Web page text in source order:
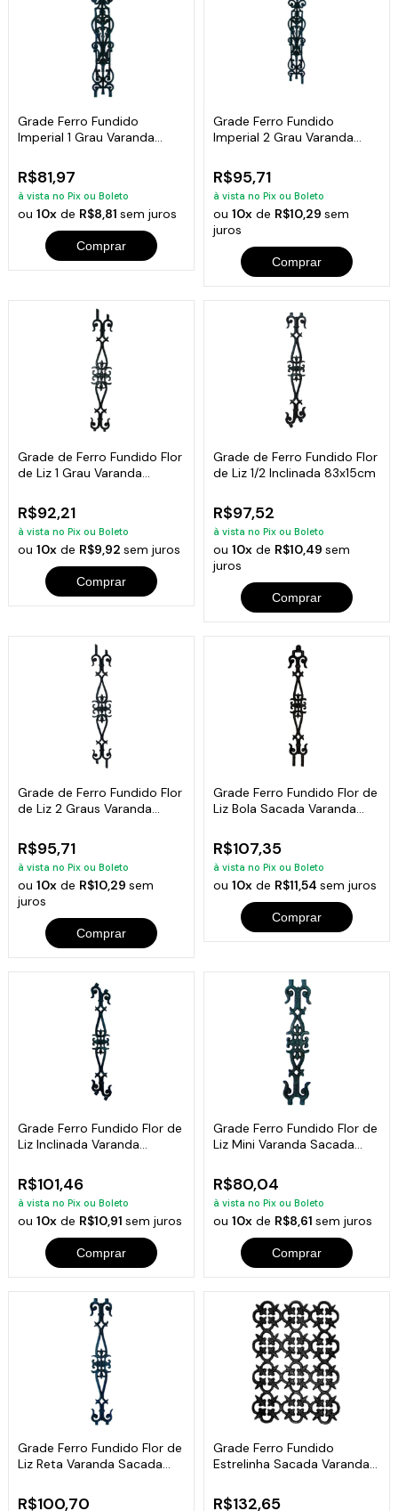
Grade Ferro Fundido
Imperial 1 Grau Varanda
R$81,97
à vista no Pix ou Boleto
ou10x de R$8,81sem juros
Comprar
Grade Ferro Fundido
Imperial 2 Grau Varanda
R$95,71
à vista no Pix ou Boleto
ou 10xde R$10,29 sem
juros
Comprar
Grade de Ferro Fundido Flor
de Liz 1 Grau Varanda
R$92,21
à vista no Pix ou Boleto
ou10x de R$9,92sem juros
Comprar
Grade de Ferro Fundido Flor
de Liz 1/2 Inclinada 83x15cm
R$97,52
à vista no Pix ou Boleto
ou 10xde R$10,49 sem
juros
Comprar
Grade de Ferro Fundido Flor
de Liz 2 Graus Varanda
R$95,71
à vista no Pix ou Boleto
ou10x de R$10,29sem
juros
Comprar
Grade Ferro Fundido Flor de
Liz Bola Sacada Varanda
R$107,35
à vista no Pix ou Boleto
ou 10xde R$11,54 sem juros
Comprar
Grade Ferro Fundido Flor de
Liz Inclinada Varanda
R$101,46
à vista no Pix ou Boleto
ou10x de R$10,91sem juros
Comprar
Grade Ferro Fundido Flor de
Liz Mini Varanda Sacada
R$80,04
à vista no Pix ou Boleto
ou 10xde R$8,61 sem juros
Comprar
Grade Ferro Fundido Flor de
Liz Reta Varanda Sacada
R$100,70
Grade Ferro Fundido
Estrelinha Sacada Varanda
R$132,65